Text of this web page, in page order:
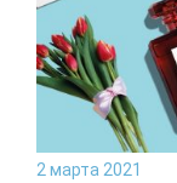
2 марта 2021